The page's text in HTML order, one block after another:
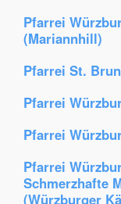
Pfarrei
(Mariannhill)
Pfarrei St.
Pfarrei
Pfarrei
Pfarrei
Schmerzhafte
(Würzburger